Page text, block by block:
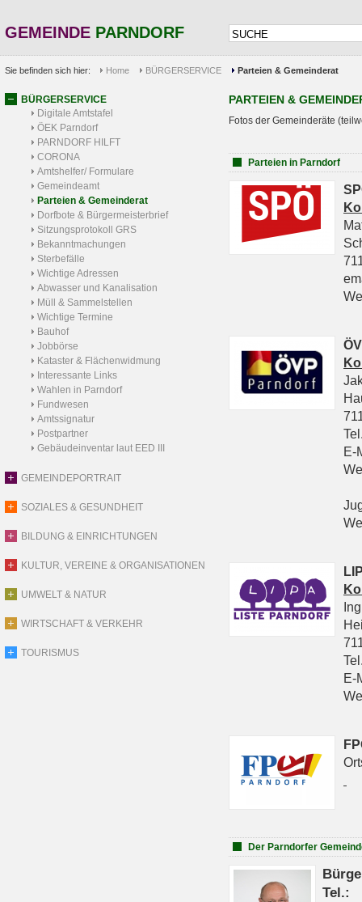
GEMEINDE PARNDORF
Sie befinden sich hier: Home BÜRGERSERVICE Parteien & Gemeinderat
BÜRGERSERVICE
Digitale Amtstafel
ÖEK Parndorf
PARNDORF HILFT
CORONA
Amtshelfer/ Formulare
Gemeindeamt
Parteien & Gemeinderat
Dorfbote & Bürgermeisterbrief
Sitzungsprotokoll GRS
Bekanntmachungen
Sterbefälle
Wichtige Adressen
Abwasser und Kanalisation
Müll & Sammelstellen
Wichtige Termine
Bauhof
Jobbörse
Kataster & Flächenwidmung
Interessante Links
Wahlen in Parndorf
Fundwesen
Amtssignatur
Postpartner
Gebäudeinventar laut EED III
GEMEINDEPORTRAIT
SOZIALES & GESUNDHEIT
BILDUNG & EINRICHTUNGEN
KULTUR, VEREINE & ORGANISATIONEN
UMWELT & NATUR
WIRTSCHAFT & VERKEHR
TOURISMUS
PARTEIEN &
Fotos der Gemeinderäte
Parteien in Parndorf
E-
E-
Der Parndorfer